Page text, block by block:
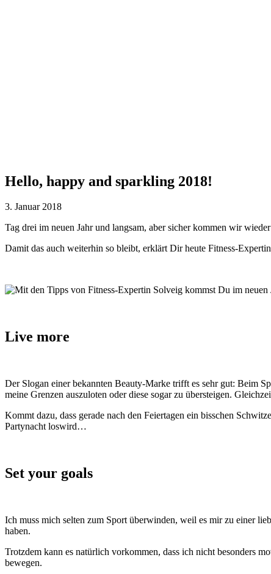
Hello, happy and sparkling 2018!
3. Januar 2018
Tag drei im neuen Jahr und langsam, aber sicher kommen wir
Damit das auch weiterhin so bleibt, erklärt Dir heute Fitness-
Live more
Der Slogan einer bekannten Beauty-Marke trifft es sehr gut: Beim
meine Grenzen auszuloten oder diese sogar zu übersteigen.
Kommt dazu, dass gerade nach den Feiertagen ein bisschen
Partynacht loswird…
Set your goals
Ich muss mich selten zum Sport überwinden, weil es mir zu einer
haben.
Trotzdem kann es natürlich vorkommen, dass ich nicht besonders
bewegen.